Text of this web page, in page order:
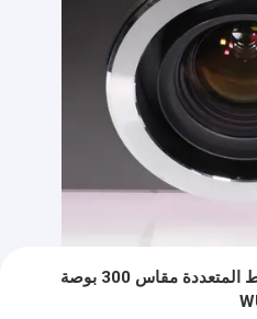
جهاز عرض إل سي دي للوسائط المتعددة مقاس 300 بوصة